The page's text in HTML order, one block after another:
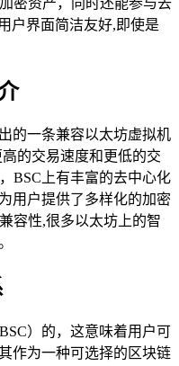
户界面简洁友好,即使是
的一条兼容以太坊虚拟机
的交易速度和更低的交
BSC上有丰富的去中心化
用户提供了多样化的加密
容性,很多以太坊上的智
）的，这意味着用户可
作为一种可选择的区块链